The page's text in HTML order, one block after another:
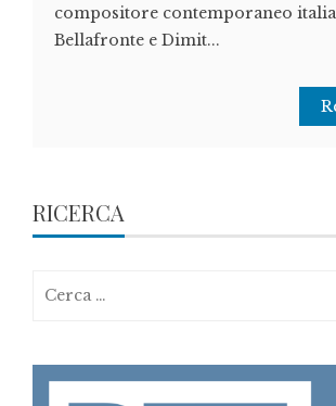
compositore contemporaneo
Bellafronte e Dimit...
RICERCA